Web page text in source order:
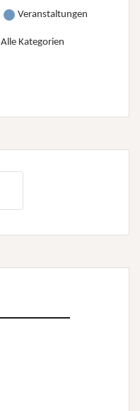
Veranstaltungen
Alle Kategorien